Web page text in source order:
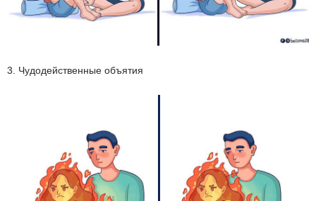
3. Чудодейственные объятия